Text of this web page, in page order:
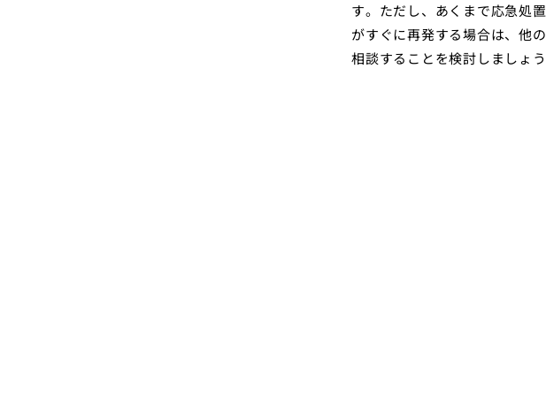
す。ただし、あくまで応急処
がすぐに再発する場合は、他
相談することを検討しましょう